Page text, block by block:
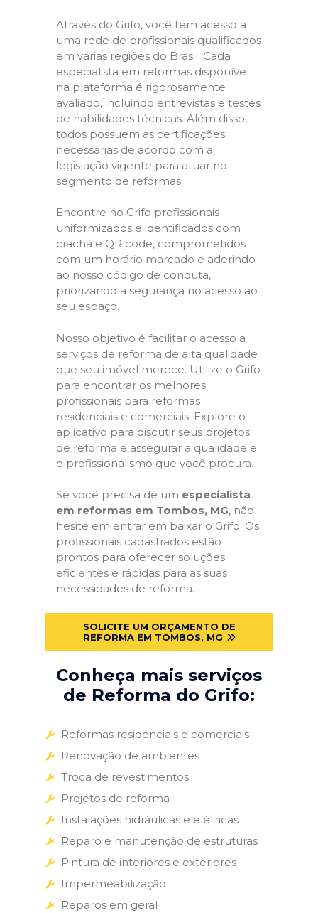
Através do Grifo, você tem acesso a
uma rede de profissionais qualificados
em várias regiões do Brasil. Cada
especialista em reformas disponível
na plataforma é rigorosamente
avaliado, incluindo entrevistas e testes
de habilidades técnicas. Além disso,
todos possuem as certificações
necessárias de acordo com a
legislação vigente para atuar no
segmento de reformas.
Encontre no Grifo profissionais
uniformizados e identificados com
crachá e QR code, comprometidos
com um horário marcado e aderindo
ao nosso código de conduta,
priorizando a segurança no acesso ao
seu espaço.
Nosso objetivo é facilitar o acesso a
serviços de reforma de alta qualidade
que seu imóvel merece. Utilize o Grifo
para encontrar os melhores
profissionais para reformas
residenciais e comerciais. Explore o
aplicativo para discutir seus projetos
de reforma e assegurar a qualidade e
o profissionalismo que você procura.
Se você precisa de um especialista
em reformas em Tombos, MG, não
hesite em entrar em baixar o Grifo. Os
profissionais cadastrados estão
prontos para oferecer soluções
eficientes e rápidas para as suas
necessidades de reforma.
SOLICITE UM ORÇAMENTO DE
REFORMA EM TOMBOS, MG
Conheça mais serviços
de Reforma do Grifo:
Reformas residenciais e comerciais
Renovação de ambientes
Troca de revestimentos
Projetos de reforma
Instalações hidráulicas e elétricas
Reparo e manutenção de estruturas
Pintura de interiores e exteriores
Impermeabilização
Reparos em geral